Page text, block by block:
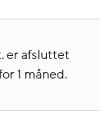
er afsluttet
1 måned.